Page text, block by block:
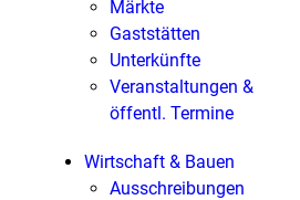
Märkte
Gaststätten
Unterkünfte
Veranstaltungen &
öffentl. Termine
Wirtschaft & Bauen
Ausschreibungen